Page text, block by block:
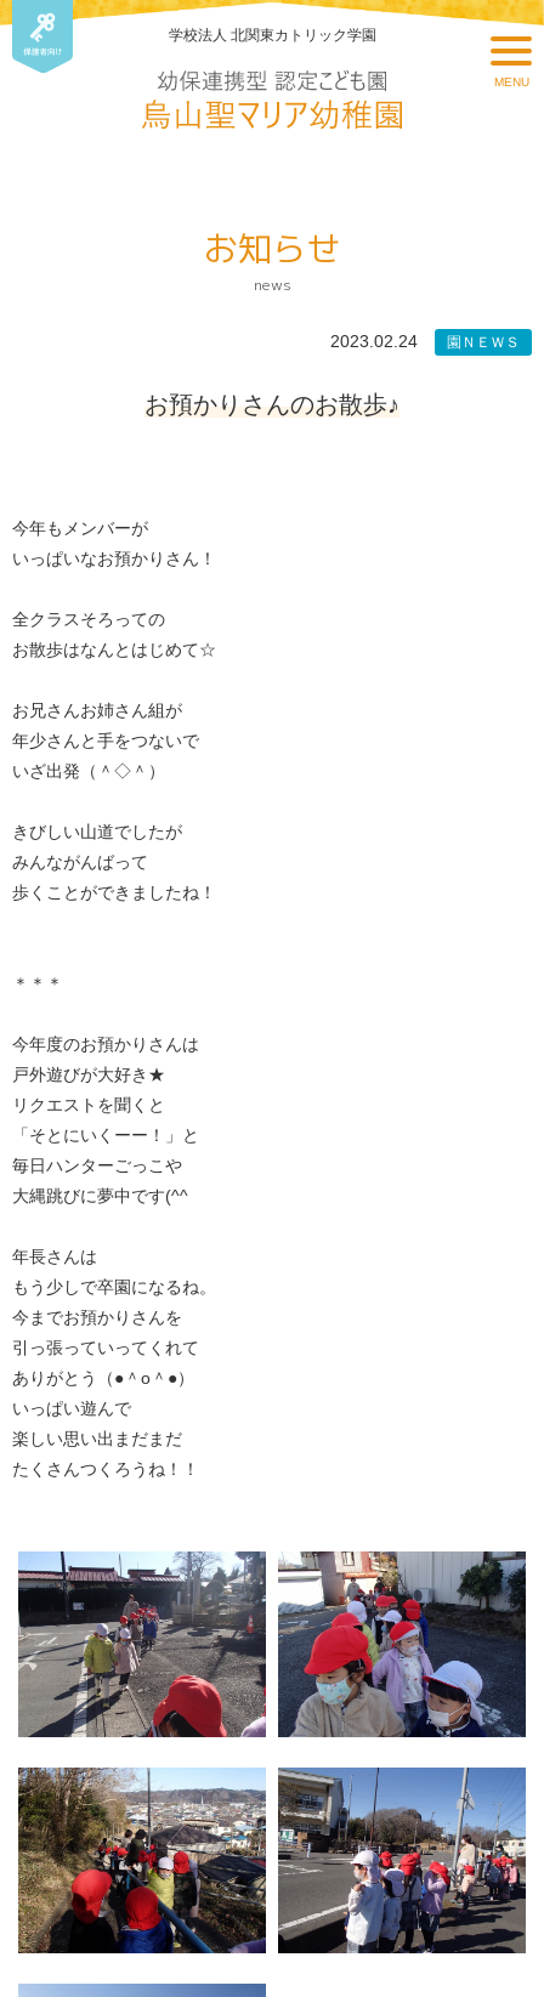
学校法人 北関東カトリック学園
MENU
お知らせ
news
2023.02.24 園ＮＥＷＳ
お預かりさんのお散歩♪
今年もメンバーが
いっぱいなお預かりさん！
全クラスそろっての
お散歩はなんとはじめて☆
お兄さんお姉さん組が
年少さんと手をつないで
いざ出発（＾◇＾）
きびしい山道でしたが
みんながんばって
歩くことができましたね！
＊＊＊
今年度のお預かりさんは
戸外遊びが大好き★
リクエストを聞くと
「そとにいくーー！」と
毎日ハンターごっこや
大縄跳びに夢中です(^^ゞ
年長さんは
もう少しで卒園になるね。
今までお預かりさんを
引っ張っていってくれて
ありがとう（●＾o＾●）
いっぱい遊んで
楽しい思い出まだまだ
たくさんつくろうね！！